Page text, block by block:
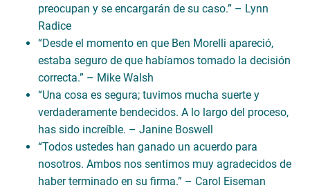
preocupan y se encargarán de su caso.” – Lynn
Radice
“Desde el momento en que Ben Morelli apareció,
estaba seguro de que habíamos tomado la decisión
correcta.” – Mike Walsh
“Una cosa es segura; tuvimos mucha suerte y
verdaderamente bendecidos. A lo largo del proceso,
has sido increíble. – Janine Boswell
“Todos ustedes han ganado un acuerdo para
nosotros. Ambos nos sentimos muy agradecidos de
haber terminado en su firma.” – Carol Eiseman